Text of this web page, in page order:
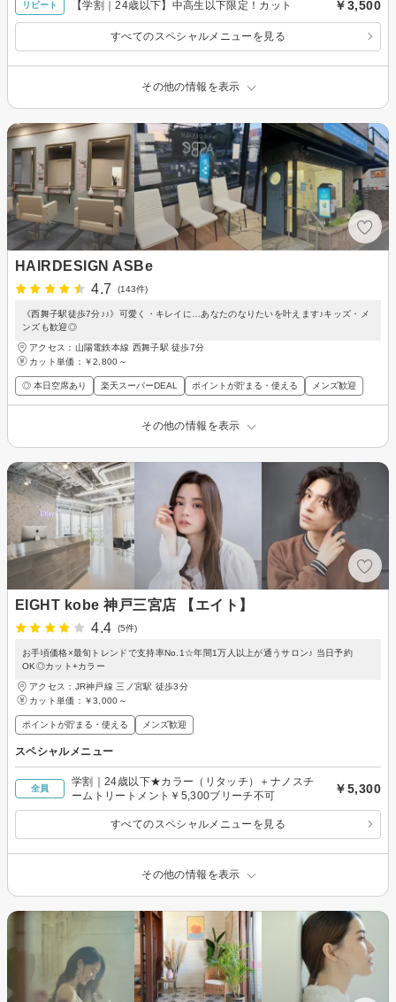
リピート 【学割｜24歳以下】中高生以下限定！カット ￥3,500
すべてのスペシャルメニューを見る
その他の情報を表示
HAIRDESIGN ASBe
4.7
(143件)
《西舞子駅徒歩7分♪♪》可愛く・キレイに…あなたのなりたいを叶えます♪キッズ・メ
ンズも歓迎◎
アクセス：山陽電鉄本線 西舞子駅 徒歩7分
カット単価： ￥2,800～
◎ 本日空席あり 楽天スーパーDEAL ポイントが貯まる・使える メンズ歓迎
その他の情報を表示
EIGHT kobe 神戸三宮店 【エイト】
4.4
(5件)
お手頃価格×最旬トレンドで支持率No.1☆年間1万人以上が通うサロン♪ 当日予約
OK◎カット+カラー
アクセス：JR神戸線 三ノ宮駅 徒歩3分
カット単価： ￥3,000～
ポイントが貯まる・使える メンズ歓迎
スペシャルメニュー
全員
学割｜24歳以下★カラー（リタッチ）＋ナノスチ
ームトリートメント￥5,300ブリーチ不可
￥5,300
すべてのスペシャルメニューを見る
その他の情報を表示